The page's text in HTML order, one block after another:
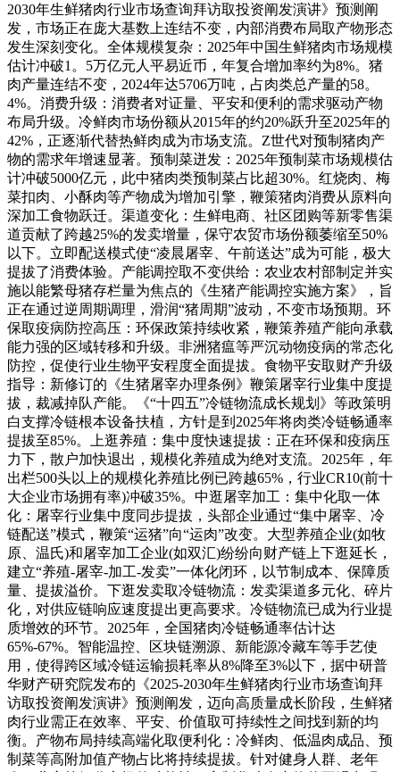
2030年生鲜猪肉行业市场查询拜访取投资阐发演讲》预测阐
发，市场正在庞大基数上连结不变，内部消费布局取产物形态
发生深刻变化。全体规模复杂：2025年中国生鲜猪肉市场规模
估计冲破1。5万亿元人平易近币，年复合增加率约为8%。猪
肉产量连结不变，2024年达5706万吨，占肉类总产量的58。
4%。消费升级：消费者对证量、平安和便利的需求驱动产物
布局升级。冷鲜肉市场份额从2015年的约20%跃升至2025年的
42%，正逐渐代替热鲜肉成为市场支流。Z世代对预制猪肉产
物的需求年增速显著。预制菜迸发：2025年预制菜市场规模估
计冲破5000亿元，此中猪肉类预制菜占比超30%。红烧肉、梅
菜扣肉、小酥肉等产物成为增加引擎，鞭策猪肉消费从原料向
深加工食物跃迁。渠道变化：生鲜电商、社区团购等新零售渠
道贡献了跨越25%的发卖增量，保守农贸市场份额萎缩至50%
以下。立即配送模式使“凌晨屠宰、午前送达”成为可能，极大
提拔了消费体验。产能调控取不变供给：农业农村部制定并实
施以能繁母猪存栏量为焦点的《生猪产能调控实施方案》，旨
正在通过逆周期调理，滑润“猪周期”波动，不变市场预期。环
保取疫病防控高压：环保政策持续收紧，鞭策养殖产能向承载
能力强的区域转移和升级。非洲猪瘟等严沉动物疫病的常态化
防控，促使行业生物平安程度全面提拔。食物平安取财产升级
指导：新修订的《生猪屠宰办理条例》鞭策屠宰行业集中度提
拔，裁减掉队产能。《“十四五”冷链物流成长规划》等政策明
白支撑冷链根本设备扶植，方针是到2025年将肉类冷链畅通率
提拔至85%。上逛养殖：集中度快速提拔：正在环保和疫病压
力下，散户加快退出，规模化养殖成为绝对支流。2025年，年
出栏500头以上的规模化养殖比例已跨越65%，行业CR10(前十
大企业市场拥有率)冲破35%。中逛屠宰加工：集中化取一体
化：屠宰行业集中度同步提拔，头部企业通过“集中屠宰、冷
链配送”模式，鞭策“运猪”向“运肉”改变。大型养殖企业(如牧
原、温氏)和屠宰加工企业(如双汇)纷纷向财产链上下逛延长，
建立“养殖-屠宰-加工-发卖”一体化闭环，以节制成本、保障质
量、提拔溢价。下逛发卖取冷链物流：发卖渠道多元化、碎片
化，对供应链响应速度提出更高要求。冷链物流已成为行业提
质增效的环节。2025年，全国猪肉冷链畅通率估计达
65%-67%。智能温控、区块链溯源、新能源冷藏车等手艺使
用，使得跨区域冷链运输损耗率从8%降至3%以下，据中研普
华财产研究院发布的《2025-2030年生鲜猪肉行业市场查询拜
访取投资阐发演讲》预测阐发，迈向高质量成长阶段，生鲜猪
肉行业需正在效率、平安、价值取可持续性之间找到新的均
衡。产物布局持续高端化取便利化：冷鲜肉、低温肉成品、预
制菜等高附加值产物占比将持续提拔。针对健身人群、老年